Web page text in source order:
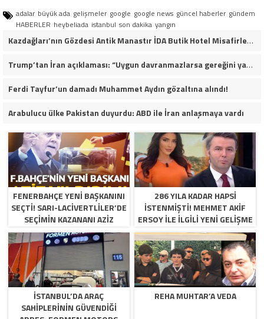
adalar büyük ada gelişmeler google google news güncel haberler gündem
HABERLER heybeliada istanbul son dakika yangın
Kazdağları’nın Gözdesi Antik Manastır İDA Butik Hotel Misafirlerinden Tam Not Alıyor
Trump’tan İran açıklaması: “Uygun davranmazlarsa gereğini yaparım”
Ferdi Tayfur’un damadı Muhammet Aydın gözaltına alındı!
Arabulucu ülke Pakistan duyurdu: ABD ile İran anlaşmaya vardı
FENERBAHÇE YENI BAŞKANINI
SEÇTI! SARI-LACIVERTLILER’DE
SEÇIMIN KAZANANI AZIZ
YILDIRIM OLDU
286 YILA KADAR HAPSI
ISTENMIŞTI! MEHMET AKIF
ERSOY ILE ILGILI YENI GELIŞME
İSTANBUL’DA ARAÇ
SAHIPLERININ GÜVENDIĞI
REHA MUHTAR’A VEDA